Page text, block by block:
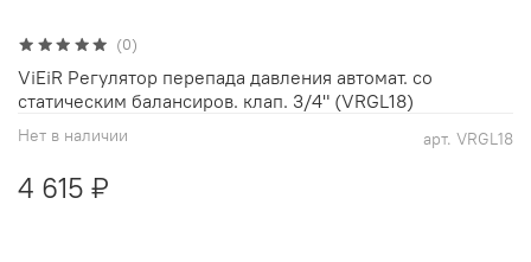
(0)
арт. VRGL18
Нет в наличии
4 615 ₽
ViEiR Регулятор перепада давления автомат. со
статическим балансиров. клап. 3/4" (VRGL18)